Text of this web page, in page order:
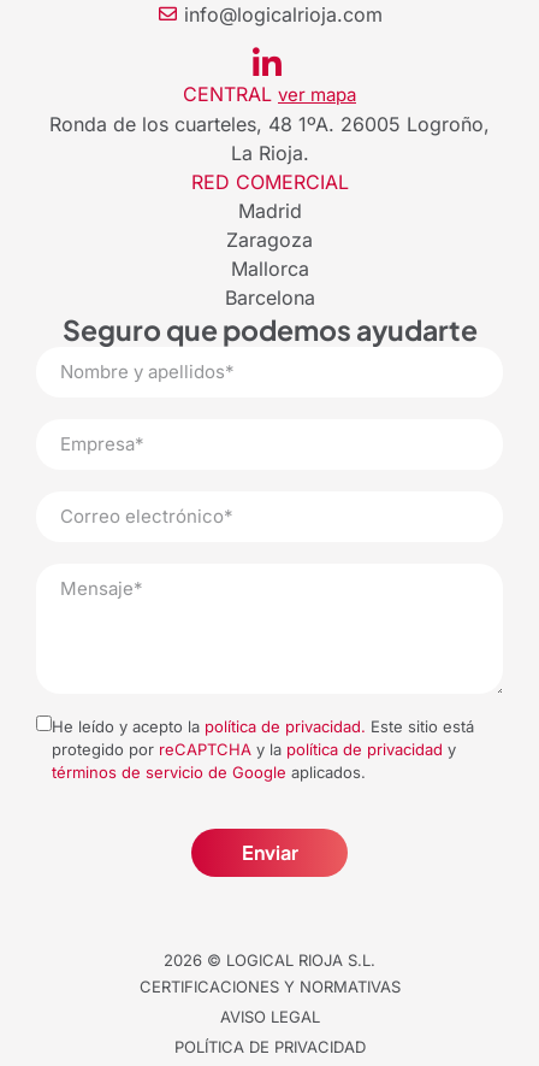
info@logicalrioja.com
CENTRAL ver mapa
Ronda de los cuarteles, 48 1ºA. 26005 Logroño,
La Rioja.
RED COMERCIAL
Madrid
Zaragoza
Mallorca
Barcelona
Seguro que podemos ayudarte
He leído y acepto la política de privacidad. Este sitio está
protegido por reCAPTCHA y la política de privacidad y
términos de servicio de Google aplicados.
Enviar
2026 © LOGICAL RIOJA S.L.
CERTIFICACIONES Y NORMATIVAS
AVISO LEGAL
POLÍTICA DE PRIVACIDAD
Este sitio está protegido por
lapolítica de privacidad